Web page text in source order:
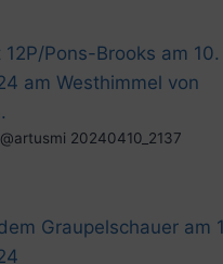
@artusmi 20240410_2137